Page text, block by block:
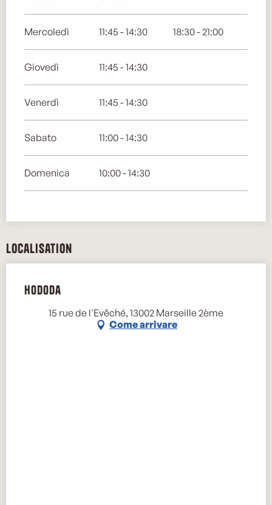
Mercoledì 11:45 - 14:30 18:30 - 21:00
Giovedì 11:45 - 14:30
Venerdì 11:45 - 14:30
Sabato 11:00 - 14:30
Domenica 10:00 - 14:30
Localisation
Hododa
15 rue de l'Evêché, 13002 Marseille 2ème
Come arrivare